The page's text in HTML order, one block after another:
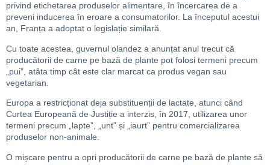
privind etichetarea produselor alimentare, în încercarea de a
preveni inducerea în eroare a consumatorilor. La începutul acestui
an, Franța a adoptat o legislație similară.
Cu toate acestea, guvernul olandez a anunțat anul trecut că
producătorii de carne pe bază de plante pot folosi termeni precum
„pui”, atâta timp cât este clar marcat ca produs vegan sau
vegetarian.
Europa a restricționat deja substituenții de lactate, atunci când
Curtea Europeană de Justiție a interzis, în 2017, utilizarea unor
termeni precum „lapte”, „unt” și „iaurt” pentru comercializarea
produselor non-animale.
O mișcare pentru a opri producătorii de carne pe bază de plante să